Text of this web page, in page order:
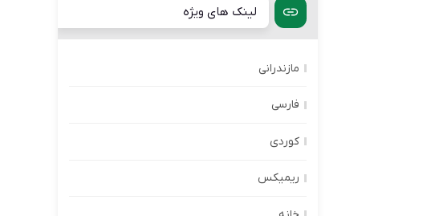
لینک های ویژه
مازندرانی
فارسی
کوردی
ریمیکس